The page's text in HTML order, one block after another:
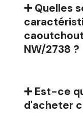
➕ Quelles
NW/2738 ?
➕ Est-ce
d'acheter